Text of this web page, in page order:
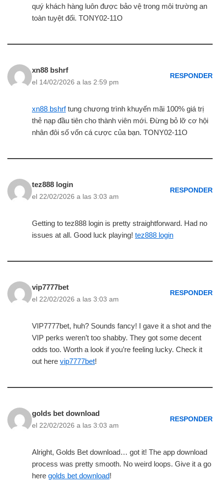
quý khách hàng luôn được bảo vệ trong môi trường an
toàn tuyệt đối. TONY02-11O
xn88 bshrf
el 14/02/2026 a las 2:59 pm
RESPONDER
xn88 bshrftung chương trình khuyến mãi 100% giá trị
thẻ nạp đầu tiên cho thành viên mới. Đừng bỏ lỡ cơ hội
nhân đôi số vốn cá cược của bạn. TONY02-11O
tez888 login
el 22/02/2026 a las 3:03 am
RESPONDER
Getting to tez888 login is pretty straightforward. Had no
issues at all. Good luck playing! tez888 login
vip7777bet
el 22/02/2026 a las 3:03 am
RESPONDER
VIP7777bet, huh? Sounds fancy! I gave it a shot and the
VIP perks weren’t too shabby. They got some decent
odds too. Worth a look if you’re feeling lucky. Check it
out here vip7777bet!
golds bet download
el 22/02/2026 a las 3:03 am
RESPONDER
Alright, Golds Bet download… got it! The app download
process was pretty smooth. No weird loops. Give it a go
here golds bet download!